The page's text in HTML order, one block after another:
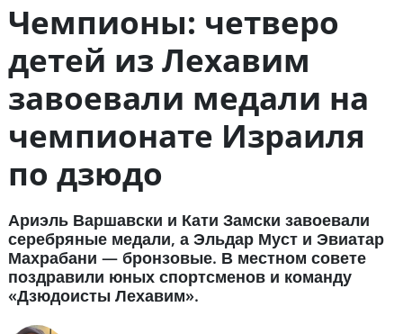
Чемпионы: четверо
детей из Лехавим
завоевали медали на
чемпионате Израиля
по дзюдо
Ариэль Варшавски и Кати Замски завоевали
серебряные медали, а Эльдар Муст и Эвиатар
Махрабани — бронзовые. В местном совете
поздравили юных спортсменов и команду
«Дзюдоисты Лехавим».